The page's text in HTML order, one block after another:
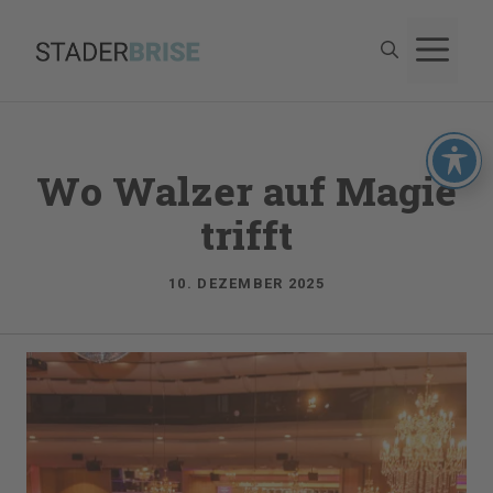
Inhalt
Wo Walzer auf Magie
trifft
10. DEZEMBER 2025